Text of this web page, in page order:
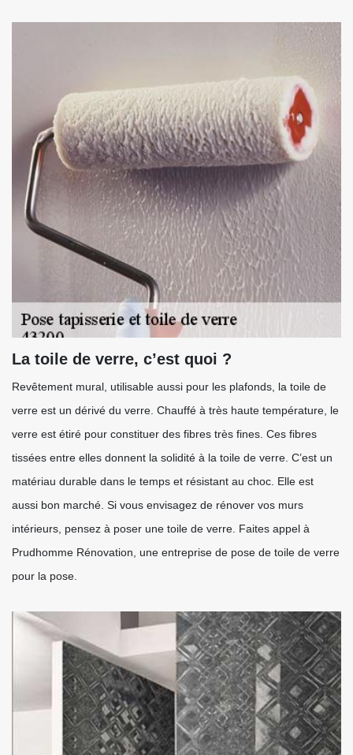
La toile de verre, c’est quoi ?
Revêtement mural, utilisable aussi pour les plafonds, la toile de
verre est un dérivé du verre. Chauffé à très haute température, le
verre est étiré pour constituer des fibres très fines. Ces fibres
tissées entre elles donnent la solidité à la toile de verre. C’est un
matériau durable dans le temps et résistant au choc. Elle est
aussi bon marché. Si vous envisagez de rénover vos murs
intérieurs, pensez à poser une toile de verre. Faites appel à
Prudhomme Rénovation, une entreprise de pose de toile de verre
pour la pose.